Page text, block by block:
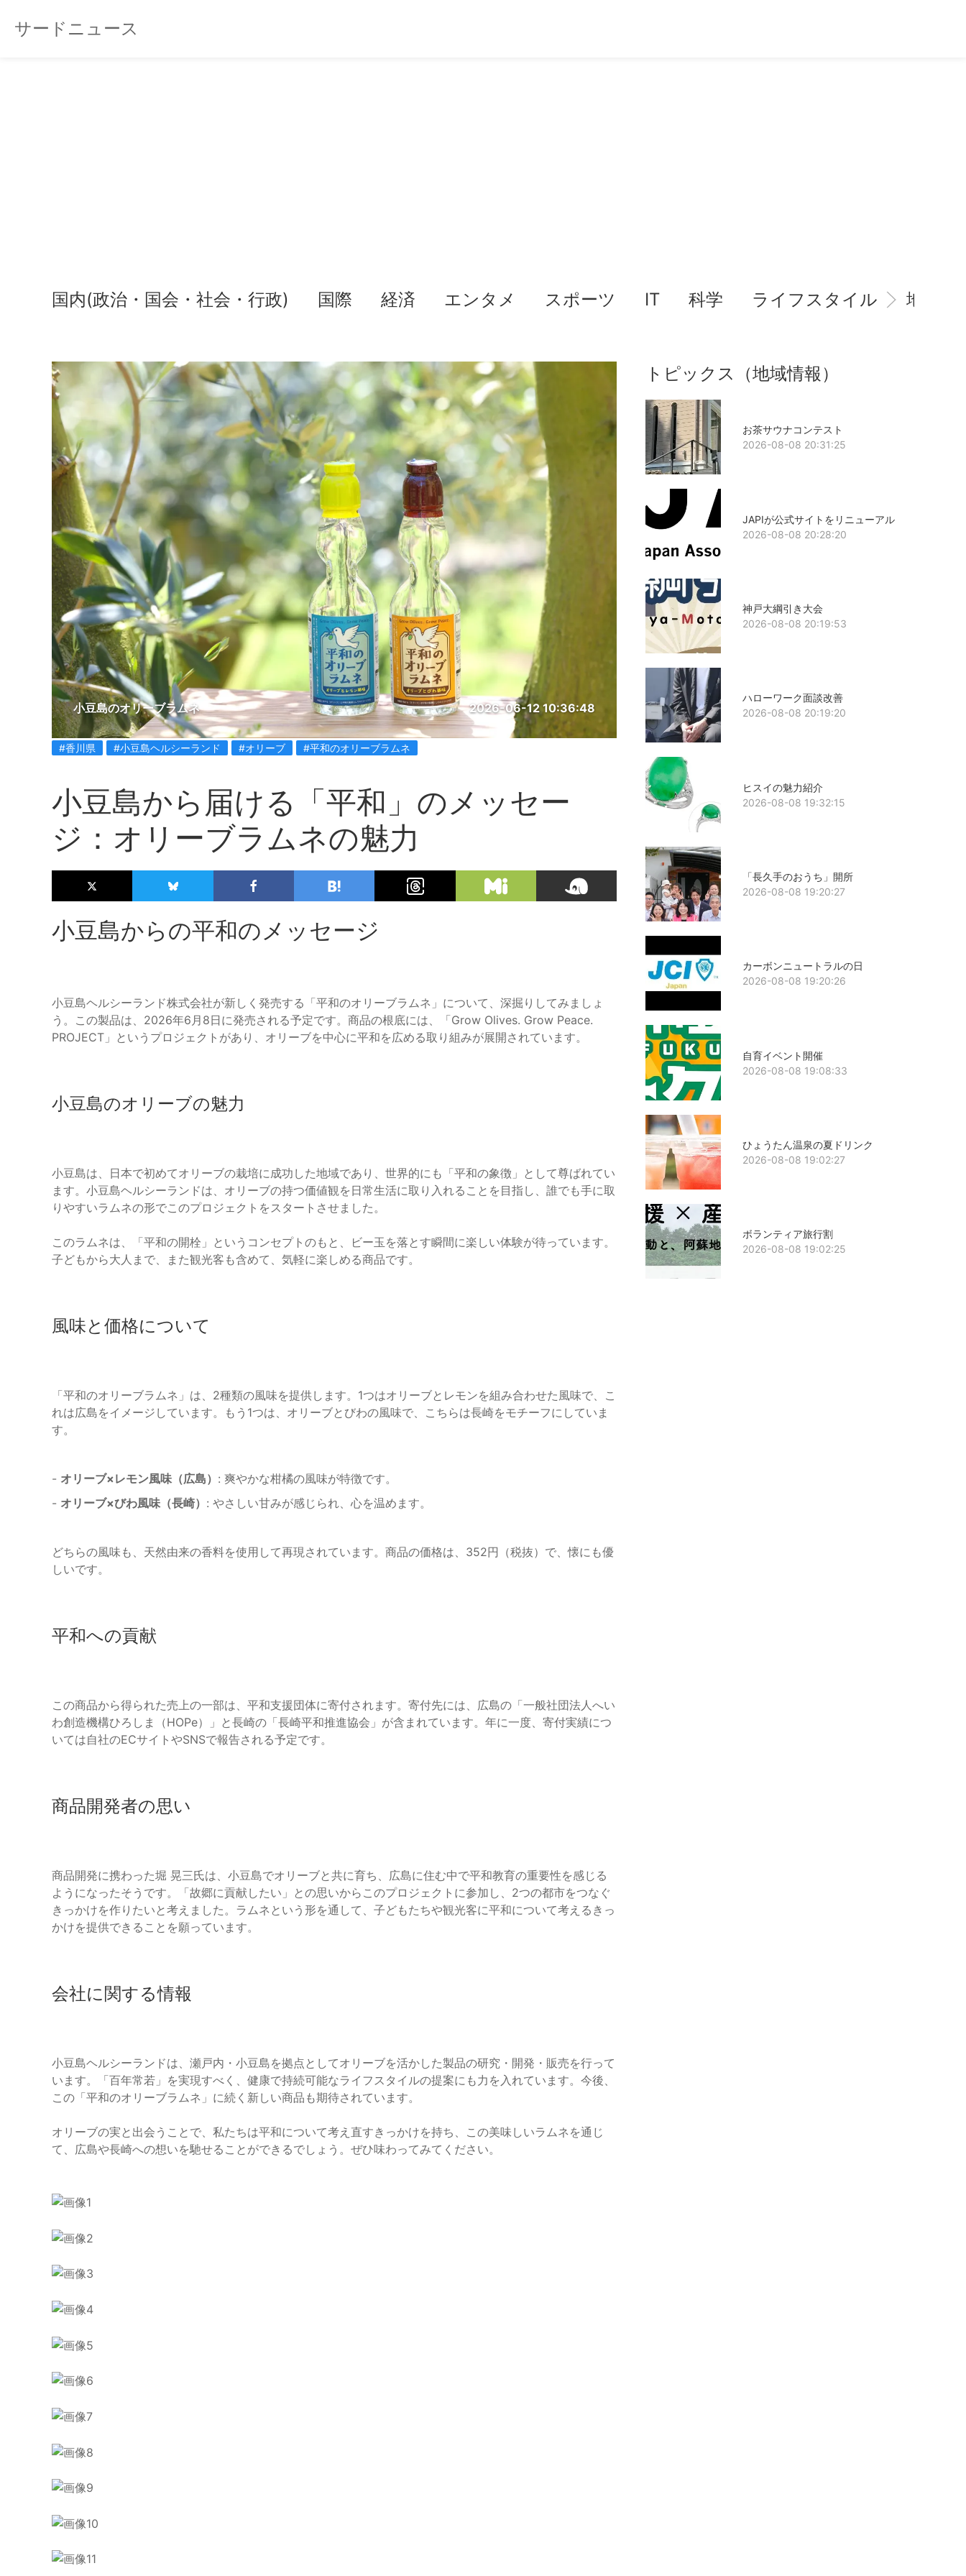
サードニュース
国内(政治・国会・社会・行政) 国際 経済 エンタメ スポーツ IT 科学 ライフスタイル 地域情
小豆島のオリーブラムネ 2026-06-12 10:36:48
#香川県 #小豆島ヘルシーランド #オリーブ #平和のオリーブラムネ
小豆島から届ける「平和」のメッセー
ジ：オリーブラムネの魅力
小豆島からの平和のメッセージ
小豆島ヘルシーランド株式会社が新しく発売する「平和のオリーブラムネ」について、深掘りしてみましょ
う。この製品は、2026年6月8日に発売される予定です。商品の根底には、「Grow Olives. Grow Peace.
PROJECT」というプロジェクトがあり、オリーブを中心に平和を広める取り組みが展開されています。
小豆島のオリーブの魅力
小豆島は、日本で初めてオリーブの栽培に成功した地域であり、世界的にも「平和の象徴」として尊ばれてい
ます。小豆島ヘルシーランドは、オリーブの持つ価値観を日常生活に取り入れることを目指し、誰でも手に取
りやすいラムネの形でこのプロジェクトをスタートさせました。
このラムネは、「平和の開栓」というコンセプトのもと、ビー玉を落とす瞬間に楽しい体験が待っています。
子どもから大人まで、また観光客も含めて、気軽に楽しめる商品です。
風味と価格について
「平和のオリーブラムネ」は、2種類の風味を提供します。1つはオリーブとレモンを組み合わせた風味で、こ
れは広島をイメージしています。もう1つは、オリーブとびわの風味で、こちらは長崎をモチーフにしていま
す。
- オリーブ×レモン風味（広島） : 爽やかな柑橘の風味が特徴です。
- オリーブ×びわ風味（長崎） : やさしい甘みが感じられ、心を温めます。
どちらの風味も、天然由来の香料を使用して再現されています。商品の価格は、352円（税抜）で、懐にも優
しいです。
平和への貢献
この商品から得られた売上の一部は、平和支援団体に寄付されます。寄付先には、広島の「一般社団法人へい
わ創造機構ひろしま（HOPe）」と長崎の「長崎平和推進協会」が含まれています。年に一度、寄付実績につ
いては自社のECサイトやSNSで報告される予定です。
商品開発者の思い
商品開発に携わった堀 晃三氏は、小豆島でオリーブと共に育ち、広島に住む中で平和教育の重要性を感じる
ようになったそうです。「故郷に貢献したい」との思いからこのプロジェクトに参加し、2つの都市をつなぐ
きっかけを作りたいと考えました。ラムネという形を通して、子どもたちや観光客に平和について考えるきっ
かけを提供できることを願っています。
会社に関する情報
小豆島ヘルシーランドは、瀬戸内・小豆島を拠点としてオリーブを活かした製品の研究・開発・販売を行って
います。「百年常若」を実現すべく、健康で持続可能なライフスタイルの提案にも力を入れています。今後、
この「平和のオリーブラムネ」に続く新しい商品も期待されています。
オリーブの実と出会うことで、私たちは平和について考え直すきっかけを持ち、この美味しいラムネを通じ
て、広島や長崎への想いを馳せることができるでしょう。ぜひ味わってみてください。
トピックス（地域情報）
お茶サウナコンテスト
2026-08-08 20:31:25
JAPIが公式サイトをリニューアル
2026-08-08 20:28:20
神戸大綱引き大会
2026-08-08 20:19:53
ハローワーク面談改善
2026-08-08 20:19:20
ヒスイの魅力紹介
2026-08-08 19:32:15
「長久手のおうち」開所
2026-08-08 19:20:27
カーボンニュートラルの日
2026-08-08 19:20:26
自育イベント開催
2026-08-08 19:08:33
ひょうたん温泉の夏ドリンク
2026-08-08 19:02:27
ボランティア旅行割
2026-08-08 19:02:25